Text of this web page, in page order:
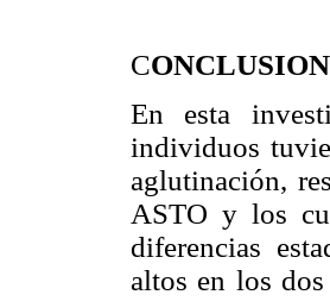
C
En esta
individuos
aglutinación,
ASTO y los
diferencias
altos en los